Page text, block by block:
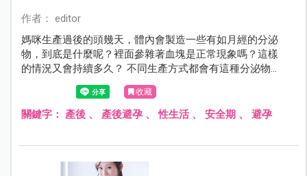
作者： editor
媽咪生產過後的頭幾天，體內會製造一些有如月經的分泌
物，到底是什麼呢？裡面參雜著血塊是正常現象嗎？這樣
的情況又會持續多久？ 不同生產方式都會有這種分泌物
嗎？本文請到三位專家來為您解說產後惡露的階段性變
化、哪些為異常情況，以及提供您正確的避孕觀念和不同
避孕方式。
收藏
關鍵字： 產後、 產後避孕、性生活、 安全期 、 避孕